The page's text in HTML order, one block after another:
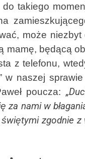
takiego
może niezbyt
mamę, będącą
z telefonu,
w naszej
poucza:
za nami w
zgodnie z